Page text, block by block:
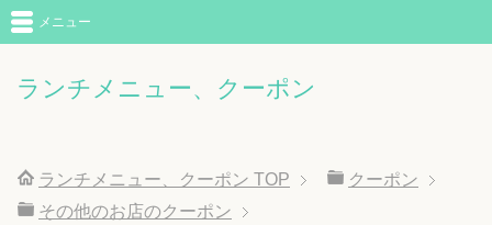
ランチメニュー、クーポン
メニュー
ランチメニュー、クーポン TOP
クーポン
その他のお店のクーポン